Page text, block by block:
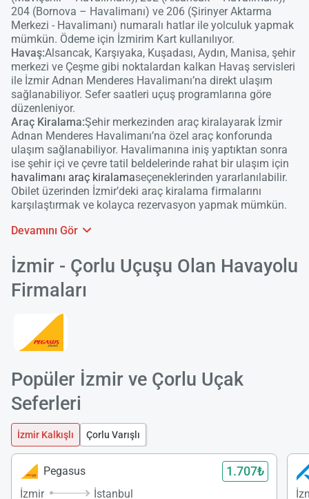
204 (Bornova – Havalimanı) ve 206 (Şirinyer Aktarma
Merkezi - Havalimanı) numaralı hatlar ile yolculuk yapmak
mümkün. Ödeme için İzmirim Kart kullanılıyor.
Havaş:Alsancak, Karşıyaka, Kuşadası, Aydın, Manisa, şehir
merkezi ve Çeşme gibi noktalardan kalkan Havaş servisleri
ile İzmir Adnan Menderes Havalimanı’na direkt ulaşım
sağlanabiliyor. Sefer saatleri uçuş programlarına göre
düzenleniyor.
Araç Kiralama:Şehir merkezinden araç kiralayarak İzmir
Adnan Menderes Havalimanı’na özel araç konforunda
ulaşım sağlanabiliyor. Havalimanına iniş yaptıktan sonra
ise şehir içi ve çevre tatil beldelerinde rahat bir ulaşım için
havalimanı araç kiralamaseçeneklerinden yararlanılabilir.
Obilet üzerinden İzmir’deki araç kiralama firmalarını
karşılaştırmak ve kolayca rezervasyon yapmak mümkün.
Devamını Gör
İzmir - Çorlu Uçuşu Olan Havayolu
Firmaları
Popüler İzmir ve Çorlu Uçak
Seferleri
İzmir Kalkışlı Çorlu Varışlı
Pegasus 1.707₺
İzmir İstanbul